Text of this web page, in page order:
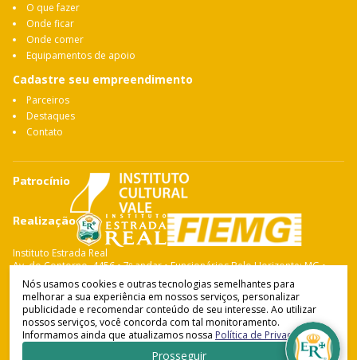
O que fazer
Onde ficar
Onde comer
Equipamentos de apoio
Cadastre seu empreendimento
Parceiros
Destaques
Contato
Patrocínio
Realização
Instituto Estrada Real
Av. do Contorno, 4456 • 7º andar • Funcionários Belo Horizonte: MG •
CEP: 30.110-028 Fone: 31 3263-4765
Instituto Estrada Real© Copyright 2021-2026
Política de Privacidade•Termos de Uso
Desenvolvido por
Nós usamos cookies e outras tecnologias semelhantes para
melhorar a sua experiência em nossos serviços, personalizar
publicidade e recomendar conteúdo de seu interesse. Ao utilizar
nossos serviços, você concorda com tal monitoramento.
Informamos ainda que atualizamos nossa Política de Privacidade.
Prosseguir